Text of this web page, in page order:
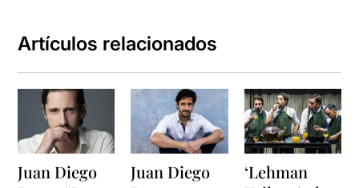
Artículos relacionados
Juan Diego
Juan Diego
‘Lehman